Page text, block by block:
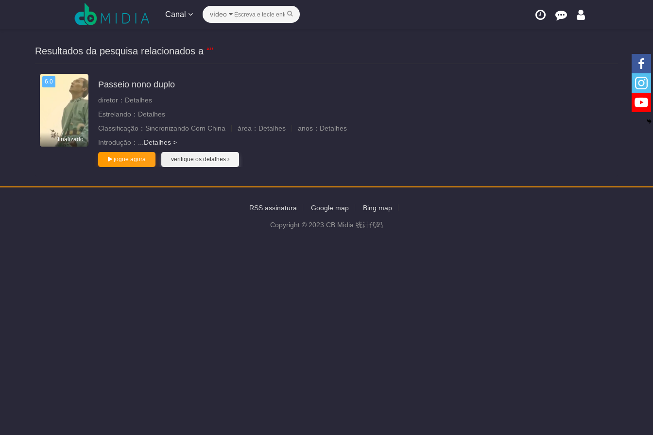
Canal vídeo
Resultados da pesquisa relacionados a “”
6.0
finalizado
Passeio nono duplo
diretor： Detalhes
Estrelando： Detalhes
Classificação： Sincronizando Com China área： Detalhes anos： Detalhes
Introdução：
Detalhes >
jogue agora verifique os detalhes
RSS assinatura Google map Bing map
Copyright © 2023 CB Midia 统计代码